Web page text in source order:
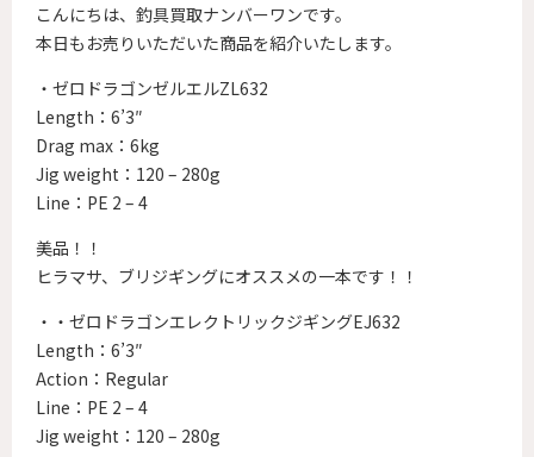
こんにちは、釣具買取ナンバーワンです。
本日もお売りいただいた商品を紹介いたします。
・ゼロドラゴンゼルエルZL632
Length：6’3″
Drag max：6kg
Jig weight：120 – 280g
Line：PE 2 – 4
美品！！
ヒラマサ、ブリジギングにオススメの一本です！！
・・ゼロドラゴンエレクトリックジギングEJ632
Length：6’3″
Action：Regular
Line：PE 2 – 4
Jig weight：120 – 280g